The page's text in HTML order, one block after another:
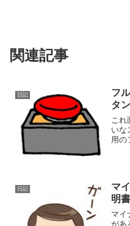
関連記事
日記
フ
タン
こ
いな
用の
日記
マ
明
マイ
があ